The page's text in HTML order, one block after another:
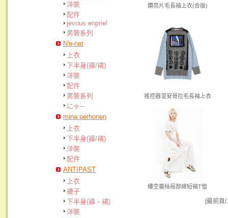
洋裝
配件
jevous enprie!
男裝系列
N'e-net
上衣
下半身(褲/裙)
洋裝
配件
男裝系列
にゃ─
mina perhonen
上衣
下半身(褲/裙)
洋裝
配件
ANTIPAST
上衣
襪子
下半身(褲、裙)
洋裝
鑽亮片毛長袖上衣(合版)
搖控器混安哥拉毛長袖上衣
縷空蕾絲局部綿短袖T恤
[最前頁